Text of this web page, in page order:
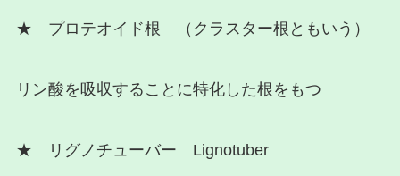
★ プロテオイド根 （クラスター根ともいう）
リン酸を吸収することに特化した根をもつ
★ リグノチューバー Lignotuber